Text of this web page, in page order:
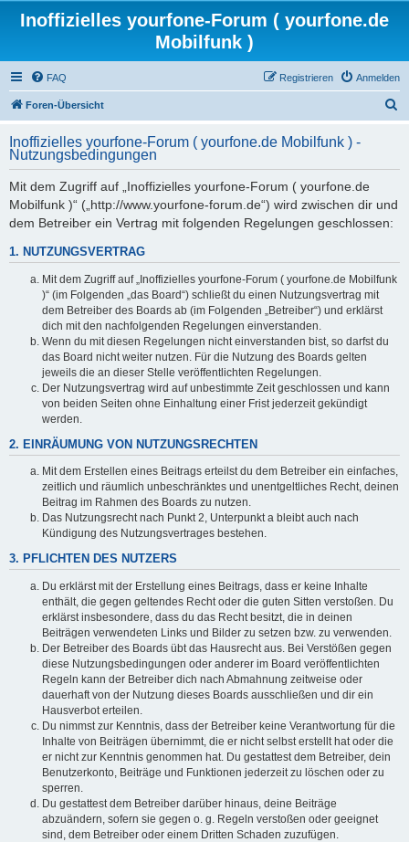
Inoffizielles yourfone-Forum ( yourfone.de
Mobilfunk )
FAQ Anmelden
Registrieren
Foren-Übersicht
h
Inoffizielles yourfone-Forum ( yourfone.de Mobilfunk ) -
Nutzungsbedingungen
Mit dem Zugriff auf „Inoffizielles yourfone-Forum ( yourfone.de
Mobilfunk )“ („http://www.yourfone-forum.de“) wird zwischen dir und
dem Betreiber ein Vertrag mit folgenden Regelungen geschlossen:
1. NUTZUNGSVERTRAG
Mit dem Zugriff auf „Inoffizielles yourfone-Forum ( yourfone.de Mobilfunk
)“ (im Folgenden „das Board“) schließt du einen Nutzungsvertrag mit
dem Betreiber des Boards ab (im Folgenden „Betreiber“) und erklärst
dich mit den nachfolgenden Regelungen einverstanden.
Wenn du mit diesen Regelungen nicht einverstanden bist, so darfst du
das Board nicht weiter nutzen. Für die Nutzung des Boards gelten
jeweils die an dieser Stelle veröffentlichten Regelungen.
Der Nutzungsvertrag wird auf unbestimmte Zeit geschlossen und kann
von beiden Seiten ohne Einhaltung einer Frist jederzeit gekündigt
werden.
2. EINRÄUMUNG VON NUTZUNGSRECHTEN
Mit dem Erstellen eines Beitrags erteilst du dem Betreiber ein einfaches,
zeitlich und räumlich unbeschränktes und unentgeltliches Recht, deinen
Beitrag im Rahmen des Boards zu nutzen.
Das Nutzungsrecht nach Punkt 2, Unterpunkt a bleibt auch nach
Kündigung des Nutzungsvertrages bestehen.
3. PFLICHTEN DES NUTZERS
Du erklärst mit der Erstellung eines Beitrags, dass er keine Inhalte
enthält, die gegen geltendes Recht oder die guten Sitten verstoßen. Du
erklärst insbesondere, dass du das Recht besitzt, die in deinen
Beiträgen verwendeten Links und Bilder zu setzen bzw. zu verwenden.
Der Betreiber des Boards übt das Hausrecht aus. Bei Verstößen gegen
diese Nutzungsbedingungen oder anderer im Board veröffentlichten
Regeln kann der Betreiber dich nach Abmahnung zeitweise oder
dauerhaft von der Nutzung dieses Boards ausschließen und dir ein
Hausverbot erteilen.
Du nimmst zur Kenntnis, dass der Betreiber keine Verantwortung für die
Inhalte von Beiträgen übernimmt, die er nicht selbst erstellt hat oder die
er nicht zur Kenntnis genommen hat. Du gestattest dem Betreiber, dein
Benutzerkonto, Beiträge und Funktionen jederzeit zu löschen oder zu
sperren.
Du gestattest dem Betreiber darüber hinaus, deine Beiträge
abzuändern, sofern sie gegen o. g. Regeln verstoßen oder geeignet
sind, dem Betreiber oder einem Dritten Schaden zuzufügen.